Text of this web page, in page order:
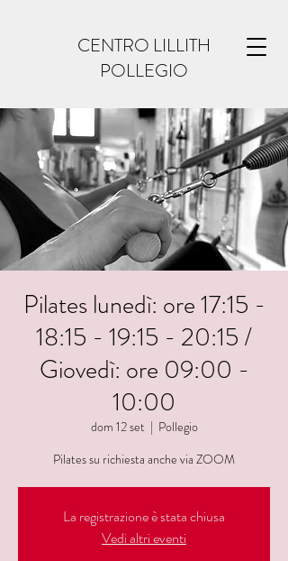
CENTRO LILLITH
POLLEGIO
Pilates lunedì: ore 17:15 -
18:15 - 19:15 - 20:15 /
Giovedì: ore 09:00 -
10:00
dom 12 set
  |
Pollegio
Pilates su richiesta anche via ZOOM
La registrazione è stata chiusa
Vedi altri eventi